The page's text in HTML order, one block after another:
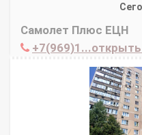
Самолет Плюс ЕЦН